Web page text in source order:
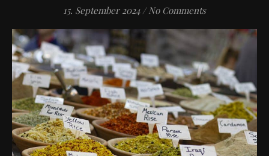
15. September 2024 / No Comments